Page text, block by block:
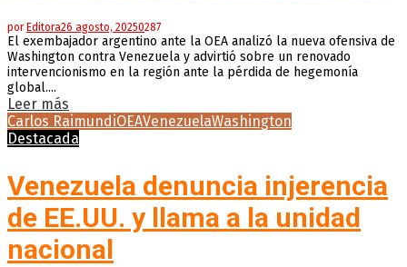
por Editora26 agosto, 20250287
El exembajador argentino ante la OEA analizó la nueva ofensiva de
Washington contra Venezuela y advirtió sobre un renovado
intervencionismo en la región ante la pérdida de hegemonía
global....
Leer más
Carlos RaimundiOEAVenezuelaWashington
Destacada
Venezuela denuncia injerencia
de EE.UU. y llama a la unidad
nacional